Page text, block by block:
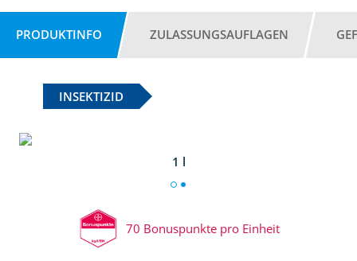
PRODUKTINFO ZULASSUNGSAUFLAGEN
INSEKTIZID
1 l
70 Bonuspunkte pro Einheit